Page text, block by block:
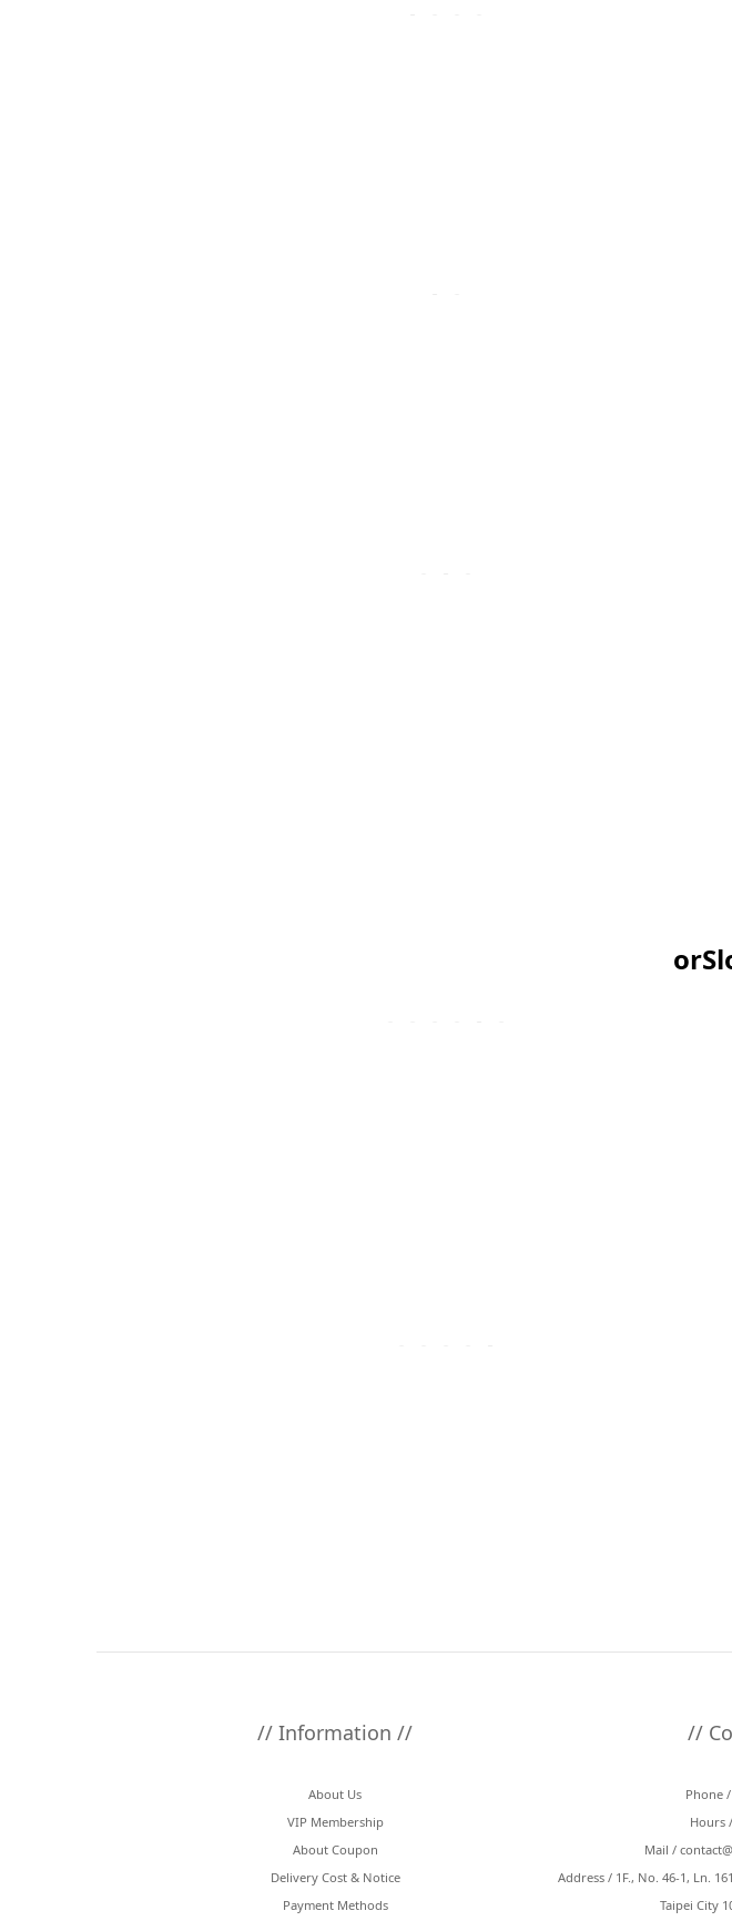
// Information //
About Us
VIP Membership
About Coupon
Delivery Cost & Notice
Payment Methods
//
Phone
Hours
Mail /
Address / 1F., No. 46-1, Ln.
Taipei City